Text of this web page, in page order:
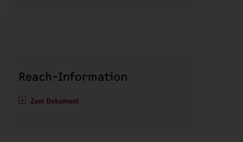
Reach-Information
Zum Dokument